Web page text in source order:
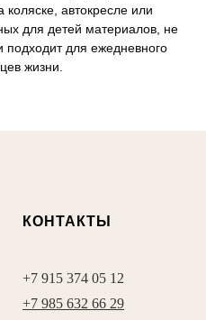
коляске, автокресле или
для детей материалов, не
для ежедневного
жизни.
КОНТАКТЫ
+7 915 374 05 12
+7 985 632 66 29